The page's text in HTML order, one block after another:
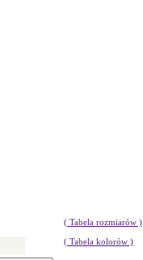
( Tabela rozmiarów )
( Tabela kolorów )